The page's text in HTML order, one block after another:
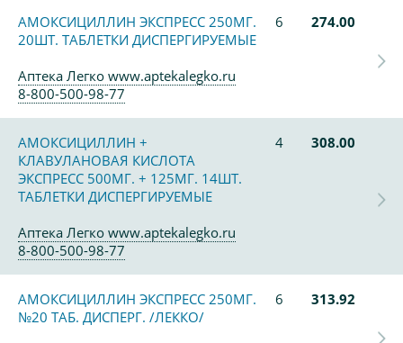
АМОКСИЦИЛЛИН ЭКСПРЕСС 250МГ.
20ШТ. ТАБЛЕТКИ ДИСПЕРГИРУЕМЫЕ
6 274.00
Аптека Легко www.aptekalegko.ru
8-800-500-98-77
АМОКСИЦИЛЛИН +
КЛАВУЛАНОВАЯ КИСЛОТА
ЭКСПРЕСС 500МГ. + 125МГ. 14ШТ.
ТАБЛЕТКИ ДИСПЕРГИРУЕМЫЕ
4 308.00
Аптека Легко www.aptekalegko.ru
8-800-500-98-77
АМОКСИЦИЛЛИН ЭКСПРЕСС 250МГ.
№20 ТАБ. ДИСПЕРГ. /ЛЕККО/
6 313.92